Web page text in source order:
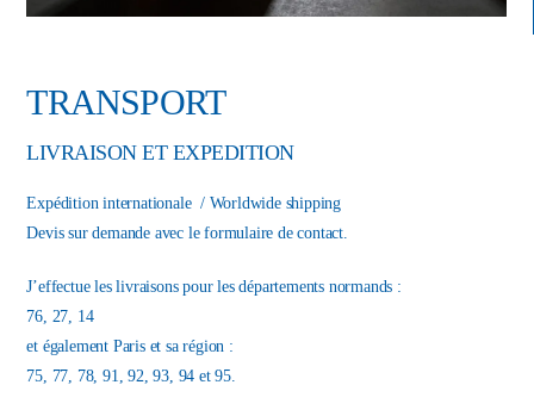
TRANSPORT
LIVRAISON ET EXPEDITION
Expédition internationale / Worldwide shipping
Devis sur demande avec le formulaire de contact.
J’effectue les livraisons pour les départements normands :
76, 27, 14
et également Paris et sa région :
75, 77, 78, 91, 92, 93, 94 et 95.